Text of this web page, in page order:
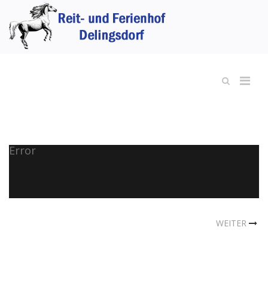
Error
WEITER